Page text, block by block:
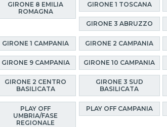
GIRONE 8 EMILIA
ROMAGNA
GIRONE 1 TOSCANA
GIRONE 3 ABRUZZO
GIRONE 1 CAMPANIA GIRONE 2 CAMPANIA
GIRONE 9 CAMPANIA GIRONE 10 CAMPANIA
GIRONE 2 CENTRO
BASILICATA
GIRONE 3 SUD
BASILICATA
PLAY OFF
UMBRIA/FASE
REGIONALE
PLAY OFF CAMPANIA